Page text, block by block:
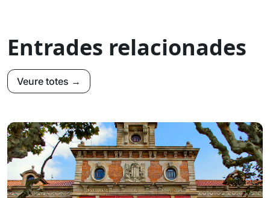
Entrades relacionades
Veure totes →